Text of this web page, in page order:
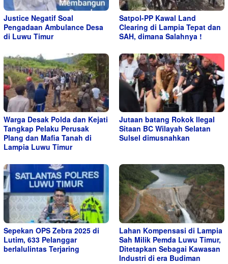
Justice Negatif Soal
Pengadaan Ambulance Desa
di Luwu Timur
Satpol-PP Kawal Land
Clearing di Lampia Tepat dan
SAH, dimana Salahnya !
Warga Desak Polda dan Kejati
Tangkap Pelaku Perusak
Plang dan Mafia Tanah di
Lampia Luwu Timur
Jutaan batang Rokok Ilegal
Sitaan BC Wilayah Selatan
Sulsel dimusnahkan
Sepekan OPS Zebra 2025 di
Lutim, 633 Pelanggar
berlalulintas Terjaring
Lahan Kompensasi di Lampia
Sah Milik Pemda Luwu Timur,
Ditetapkan Sebagai Kawasan
Industri di era Budiman